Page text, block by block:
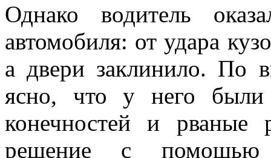
Однако водитель
автомобиля: от удара
а двери заклинило. По
ясно, что у него
конечностей и
решение с помощью